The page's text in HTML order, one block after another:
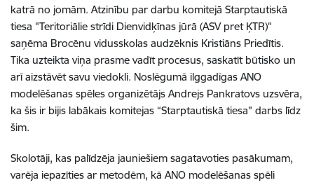
katrā no jomām. Atzinību par darbu komitejā Starptautiskā
tiesa "Teritoriālie strīdi Dienvidķīnas jūrā (ASV pret ĶTR)"
saņēma Brocēnu vidusskolas audzēknis Kristiāns Priedītis.
Tika uzteikta viņa prasme vadīt procesus, saskatīt būtisko un
arī aizstāvēt savu viedokli. Noslēgumā ilggadīgas ANO
modelēšanas spēles organizētājs Andrejs Pankratovs uzsvēra,
ka šis ir bijis labākais komitejas “Starptautiskā tiesa” darbs līdz
šim.
Skolotāji, kas palīdzēja jauniešiem sagatavoties pasākumam,
varēja iepazīties ar metodēm, kā ANO modelēšanas spēli